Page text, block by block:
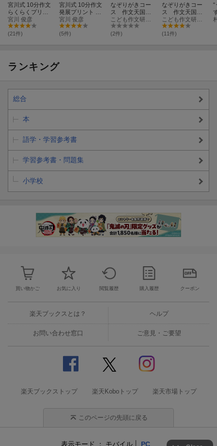
宮川式 10分作文
らくらくプリン
ト 小学校低学年
編
宮川 俊彦
(21件)
宮川式 10分作文
発展プリント 小
学校高学年編
宮川 俊彦
(5件)
なぞりがきコー
ス 作文天国
小学校高学年
4・5・6年生
(2件)
なぞりがきコー
ス 作文天国
小学校低学年
1・2・3年生
(11件)
ランキング
総合
本
語学・学習参考書
学習参考書・問題集
小学校
買い物かご お気に入り 閲覧履歴 購入履歴 クーポン
楽天ブックスとは？ ヘルプ
お問い合わせ窓口 ご意見・ご要望
楽天ブックストップ 楽天Koboトップ 楽天市場トップ
このページの先頭に戻る
表示モード モバイル PC